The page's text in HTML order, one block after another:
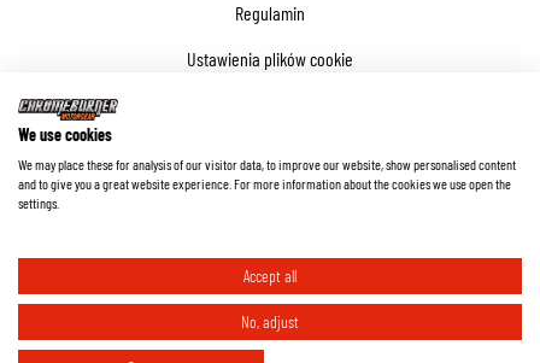
Regulamin
Ustawienia plików cookie
©2026ChromeBurner - Wszelkie prawa zastrzeżone.
We use cookies
We may place these for analysis of our visitor data, to improve our website, show personalised content
and to give you a great website experience. For more information about the cookies we use open the
settings.
Accept all
No, adjust